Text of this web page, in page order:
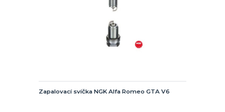
Zapalovací svíčka NGK Alfa Romeo GTA V6